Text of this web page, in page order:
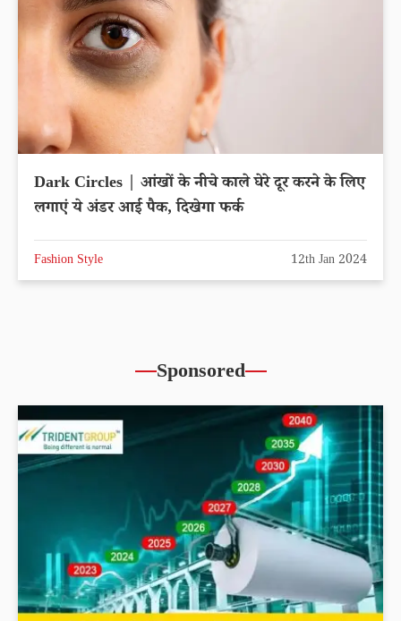
Dark Circles | आंखों के नीचे काले घेरे दूर करने के लिए
लगाएं ये अंडर आई पैक, दिखेगा फर्क
Fashion Style 12th Jan 2024
Sponsored